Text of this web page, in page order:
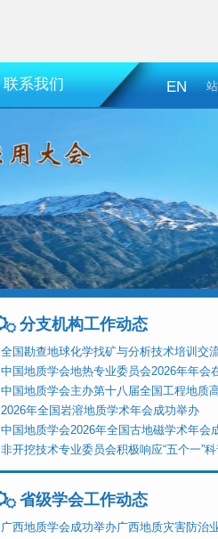
联系我们 EN
分支机构工作动态
全国勘查地球化学找矿与分析技术培训交
中国地质学会地热专业委员会2026年年会
中国地质学会主办第十八届全国工程地质
2026年全国岩溶地质学术年会成功举办
中国地质学会2026年全国古地磁学术年会
非开挖技术专业委员会积极响应“五个一”
省级学会工作动态
广西地质学会成功举办广西地质灾害防治